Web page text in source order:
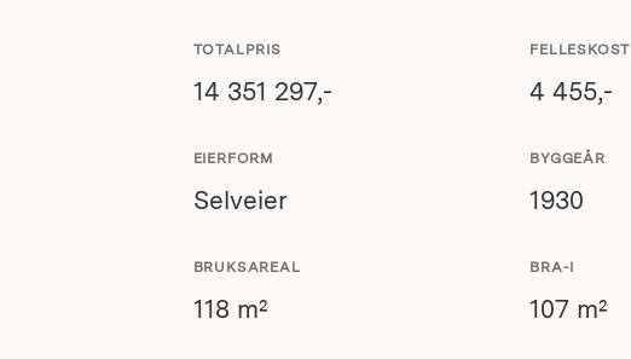
TOTALPRIS
14 351 297,-
FELLESKOST
4 455,-
EIERFORM
Selveier
BYGGEÅR
1930
BRUKSAREAL
118 m²
BRA-I
107 m²